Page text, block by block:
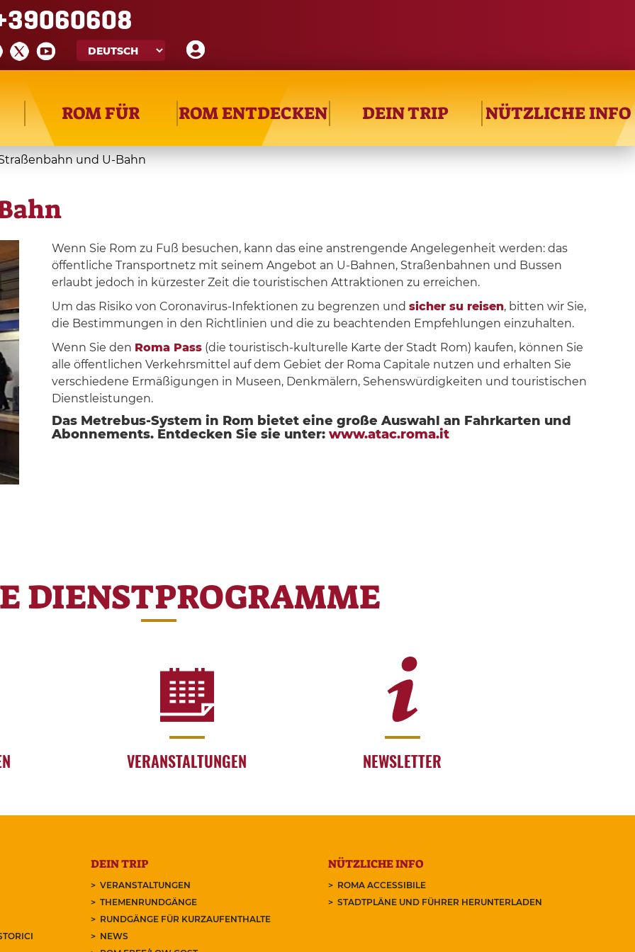
ROM FÜR ROM ENTDECKEN DEIN TRIP NÜTZLICHE INFO
und U-Bahn
Wenn Sie Rom zu Fuß besuchen, kann das eine anstrengende Angelegenheit werden: das
öffentliche Transportnetz mit seinem Angebot an U-Bahnen, Straßenbahnen und Bussen
erlaubt jedoch in kürzester Zeit die touristischen Attraktionen zu erreichen.
Um das Risiko von Coronavirus-Infektionen zu begrenzen und sicher su reisen, bitten wir Sie,
die Bestimmungen in den Richtlinien und die zu beachtenden Empfehlungen einzuhalten.
Wenn Sie den Roma Pass(die touristisch-kulturelle Karte der Stadt Rom) kaufen, können Sie
alle öffentlichen Verkehrsmittel auf dem Gebiet der Roma Capitale nutzen und erhalten Sie
verschiedene Ermäßigungen in Museen, Denkmälern, Sehenswürdigkeiten und touristischen
Dienstleistungen.
Das Metrebus-System in Rom bietet eine große Auswahl an Fahrkarten und
Abonnements. Entdecken Sie sie unter: www.atac.roma.it
DIENSTPROGRAMME
VERANSTALTUNGEN NEWSLETTER
DEIN TRIP
VERANSTALTUNGEN
THEMENRUNDGÄNGE
RUNDGÄNGE FÜR KURZAUFENTHALTE
NEWS
NÜTZLICHE INFO
ROMA ACCESSIBILE
STADTPLÄNE UND FÜHRER HERUNTERLADEN